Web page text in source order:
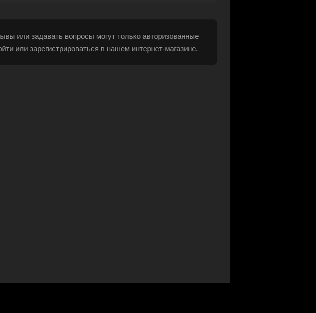
или задавать вопросы могут только авторизованные
или зарегистрироваться в нашем интернет-магазине.